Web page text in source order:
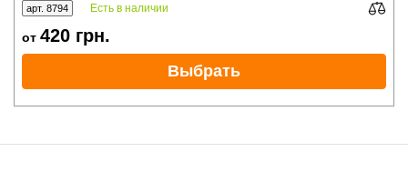
арт. 8794 Есть в наличии
от 420 грн.
Выбрать